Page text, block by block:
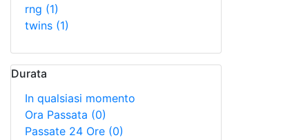
rng (1)
twins (1)
Durata
In qualsiasi momento
Ora Passata (0)
Passate 24 Ore (0)